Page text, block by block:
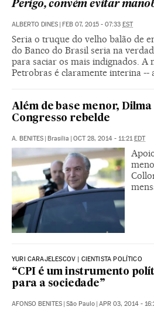
Perigo, convém evitar
ALBERTO DINES | FEB 07, 2015 - 07:33 EST
Seria o truque do velho balão de
do Banco do Brasil seria na
para saciar os mais indignados. A
Petrobras é claramente interina --
Além de base menor,
Congresso rebelde
A. BENITES | Brasília | OCT 28, 2014 - 11:21EDT
YURI CARAJELESCOV | CIENTISTA POLÍTICO
“CPI é um instrumento
para a sociedade”
AFONSO BENITES | São Paulo | APR 03, 2014 -